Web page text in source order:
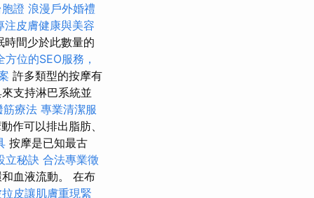
證 浪漫戶外婚禮
注皮膚健康與美容
時間少於此數量的
方位的SEO服務，
許多類型的按摩有
支持淋巴系統並
筋療法 專業清潔服
作可以排出脂肪、
按摩是已知最古
立秘訣 合法專業徵
血液流動。 在布
皮讓肌膚重現緊